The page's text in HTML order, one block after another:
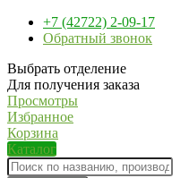
+7 (42722) 2-09-17
Обратный звонок
Выбрать отделение
Для получения заказа
Просмотры
Избранное
Корзина
Каталог